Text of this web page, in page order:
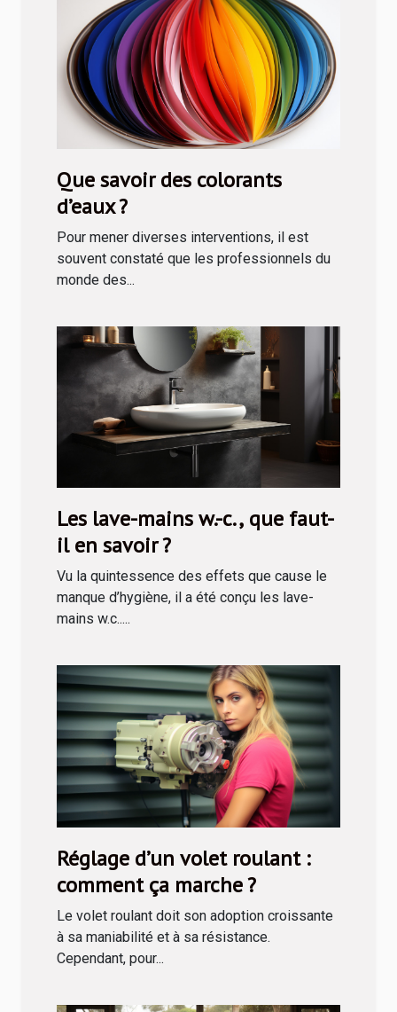
Que savoir des colorants
d’eaux ?
Pour mener diverses interventions, il est
souvent constaté que les professionnels du
monde des...
Les lave-mains w.-c., que faut-
il en savoir ?
Vu la quintessence des effets que cause le
manque d’hygiène, il a été conçu les lave-
mains w.c.....
Réglage d’un volet roulant :
comment ça marche ?
Le volet roulant doit son adoption croissante
à sa maniabilité et à sa résistance.
Cependant, pour...